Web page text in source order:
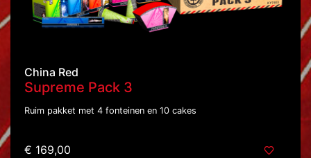
China Red
Supreme Pack 3
Ruim pakket met 4 fonteinen en 10 cakes
€ 169,00